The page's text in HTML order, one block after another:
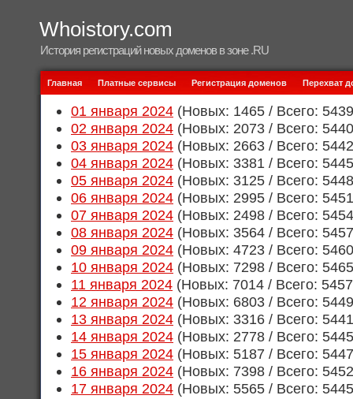
Whoistory.com
История регистраций новых доменов в зоне .RU
Главная Платные сервисы Регистрация доменов Перехват
01 января 2024 (Новых: 1465 / Всего:
02 января 2024 (Новых: 2073 / Всего:
03 января 2024 (Новых: 2663 / Всего:
04 января 2024 (Новых: 3381 / Всего:
05 января 2024 (Новых: 3125 / Всего:
06 января 2024 (Новых: 2995 / Всего:
07 января 2024 (Новых: 2498 / Всего:
08 января 2024 (Новых: 3564 / Всего:
09 января 2024 (Новых: 4723 / Всего:
10 января 2024 (Новых: 7298 / Всего:
11 января 2024 (Новых: 7014 / Всего:
12 января 2024 (Новых: 6803 / Всего:
13 января 2024 (Новых: 3316 / Всего:
14 января 2024 (Новых: 2778 / Всего:
15 января 2024 (Новых: 5187 / Всего:
16 января 2024 (Новых: 7398 / Всего:
17 января 2024 (Новых: 5565 / Всего: